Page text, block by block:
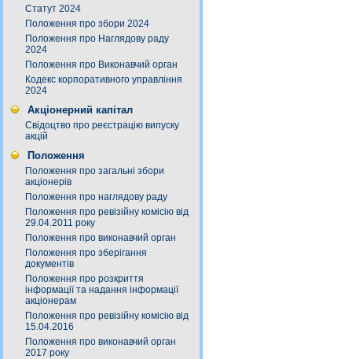
Статут 2024
Положення про збори 2024
Положення про Наглядову раду
2024
Положення про Виконавчий орган
Кодекс корпоративного управління
2024
Акціонерний капітал
Свідоцтво про реєстрацію випуску
акцій
Положення
Положення про загальні збори
акціонерів
Положення про наглядову раду
Положення про ревізійну комісію від
29.04.2011 року
Положення про виконавчий орган
Положення про зберігання
документів
Положення про розкриття
інформації та надання інформації
акціонерам
Положення про ревізійну комісію від
15.04.2016
Положення про виконавчий орган
2017 року